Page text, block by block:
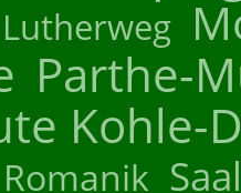
Lutherweg
Parthe-
Kohle-
Romanik